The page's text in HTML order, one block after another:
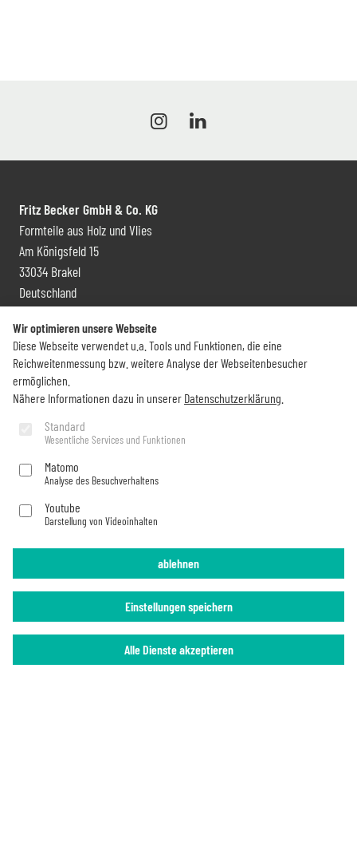
Fritz Becker GmbH & Co. KG
Formteile aus Holz und Vlies
Am Königsfeld 15
33034 Brakel
Deutschland
Kontakt und Vertrieb
+49 (0) 5272 6009 0
info@becker-brakel.de
Sie möchten rund um Becker immer auf dem Laufenden bleiben?
Jetzt abonnieren
Impressum Datenschutz
Wir optimieren unsere Webseite
Diese Webseite verwendet u.a. Tools und Funktionen, die eine
Reichweitenmessung bzw. weitere Analyse der Webseitenbesucher
ermöglichen.
Nähere Informationen dazu in unserer Datenschutzerklärung
Standard
Wesentliche Services und Funktionen
Matomo
Analyse des Besuchverhaltens
Youtube
Darstellung von Videoinhalten
Alle Dienste akzeptieren
Einstellungen speichern
ablehnen